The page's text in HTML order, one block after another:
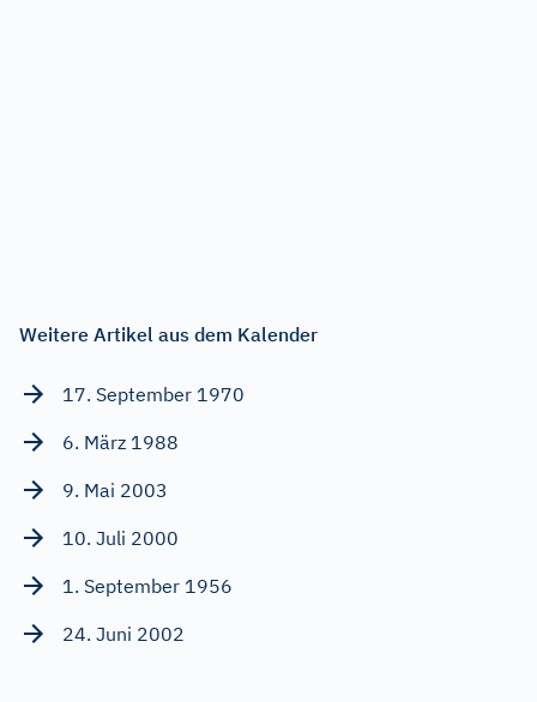
Weitere Artikel aus dem Kalender
17. September 1970
6. März 1988
9. Mai 2003
10. Juli 2000
1. September 1956
24. Juni 2002